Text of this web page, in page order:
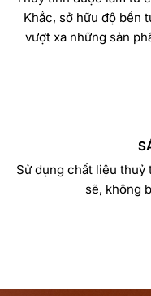
Khắc, sở hữu độ bền
vượt xa những sản
Sử dụng chất liệu thuỷ
sẽ, không